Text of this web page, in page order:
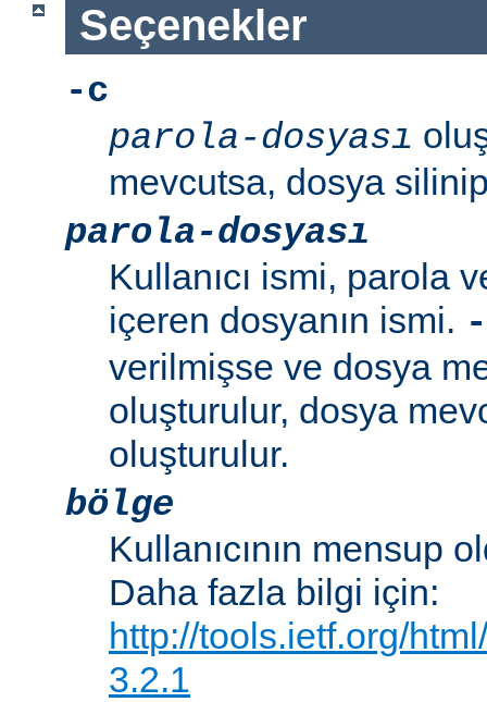
Seçenekler
-c
parola-dosyası
mevcutsa, dosya
parola-dosyası
Kullanıcı ismi, parola
içeren dosyanın ismi.
verilmişse ve dosya
oluşturulur, dosya
oluşturulur.
bölge
Kullanıcının mensup
Daha fazla bilgi için:
http://tools.ietf.org/
3.2.1